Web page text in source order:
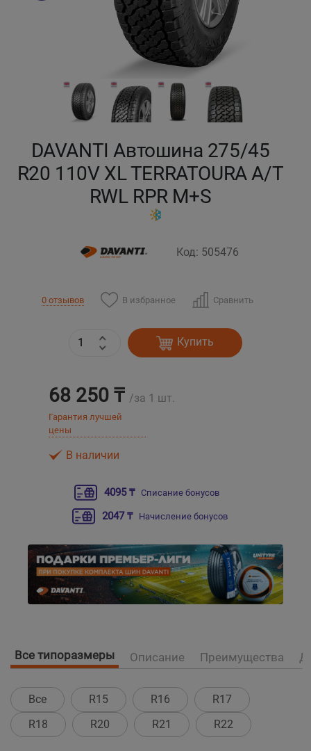
DAVANTI Автошина 275/45
R20 110V XL TERRATOURA A/T
RWL RPR M+S
Код: 505476
0 отзывов В избранное Сравнить
Купить
68 250 ₸ /за 1 шт.
Гарантия лучшей
цены
В наличии
4095 ₸ Списание бонусов
2047 ₸ Начисление бонусов
Все типоразмеры Описание Преимущества
Все R15 R16
R17
R18
R20 R21 R22
Кызылорда
Петропавловск
Темиртау
Шымкент
Экибастуз